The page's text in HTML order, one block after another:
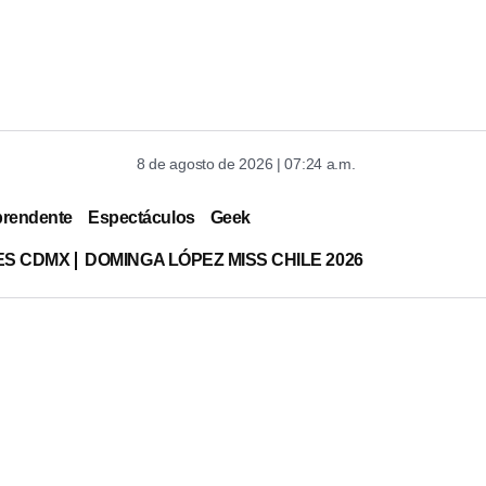
8 de agosto de 2026 | 07:24 a.m.
Espectáculos Geek
CDMX DOMINGA LÓPEZ MISS CHILE 2026